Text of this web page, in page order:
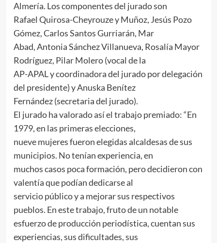
Almería. Los componentes del jurado son
Rafael Quirosa-Cheyrouze y Muñoz, Jesús Pozo
Gómez, Carlos Santos Gurriarán, Mar
Abad, Antonia Sánchez Villanueva, Rosalía Mayor
Rodríguez, Pilar Molero (vocal de la
AP-APAL y coordinadora del jurado por delegación
del presidente) y Anuska Benítez
Fernández (secretaria del jurado).
El jurado ha valorado así el trabajo premiado: “En
1979, en las primeras elecciones,
nueve mujeres fueron elegidas alcaldesas de sus
municipios. No tenían experiencia, en
muchos casos poca formación, pero decidieron con
valentía que podían dedicarse al
servicio público y a mejorar sus respectivos
pueblos. En este trabajo, fruto de un notable
esfuerzo de producción periodística, cuentan sus
experiencias, sus dificultades, sus